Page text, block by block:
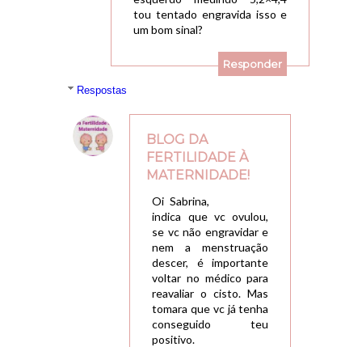
tou tentado engravida isso e
um bom sinal?
Responder
Respostas
BLOG DA
FERTILIDADE À
MATERNIDADE!
Oi Sabrina,
indica que vc ovulou,
se vc não engravidar e
nem a menstruação
descer, é importante
voltar no médico para
reavaliar o cisto. Mas
tomara que vc já tenha
conseguido teu
positivo.